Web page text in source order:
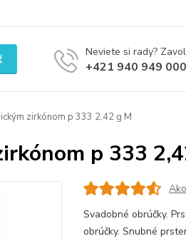
Neviete si rady?
+421 940 949 000
zirkónom p 333 2,42 g M
p 333
Svadobné obrúčky.
obrúčky. Snubné